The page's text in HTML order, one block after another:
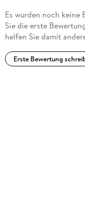
Es wurden noch keine
Sie die erste
helfen Sie damit
Erste Bewertung